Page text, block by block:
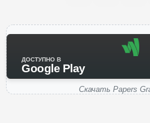
ДОСТУПНО В
Google Play
Скачать Papers